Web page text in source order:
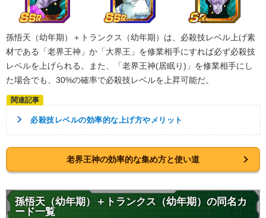
孫悟天（幼年期）＋トランクス（幼年期）は、必殺技レベル上げ素
材である「老界王神」か「大界王」を修業相手にすれば必ず必殺技
レベルを上げられる。また、「老界王神(居眠り)」を修業相手にし
た場合でも、30%の確率で必殺技レベルを上昇可能だ。
必殺技レベルの効率的な上げ方やメリット
老界王神の効率的な集め方と使い道
孫悟天（幼年期）＋トランクス（幼年期）の同名カ
ード一覧